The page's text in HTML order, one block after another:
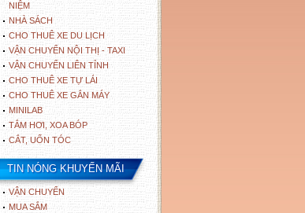
NIỆM
NHÀ SÁCH
CHO THUÊ XE DU LỊCH
VẬN CHUYỂN NỘI THỊ - TAXI
VẬN CHUYỂN LIÊN TỈNH
CHO THUÊ XE TỰ LÁI
CHO THUÊ XE GẮN MÁY
MINILAB
TẮM HƠI, XOA BÓP
CẮT, UỐN TÓC
TIN NÓNG KHUYẾN MÃI
VẬN CHUYỂN
MUA SẮM